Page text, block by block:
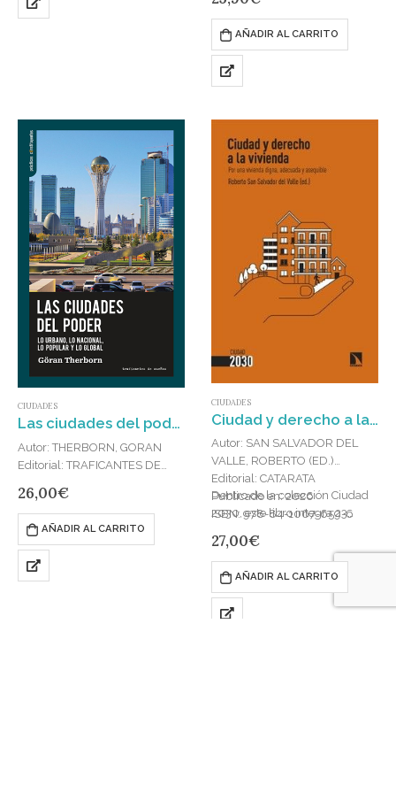
Situacionista forjó su concepto
estructurales frente a la
experiencia corporal y cotidiana
de la ciudadanía. Pero…
AÑADIR AL CARRITO
CIUDADES
Las ciudades del poder. : Lo urbano, lo nacional, lo popular y lo global
Autor: THERBORN, GORAN
Editorial: TRAFICANTES DE
Publicado en: 2020
ISBN: 978-84-122762-0-6
26,00€
AÑADIR AL CARRITO
CIUDADES
Ciudad y derecho a la vivienda : Por una vivienda digna, adecuada y asequible
Autor: SAN SALVADOR DEL
VALLE, ROBERTO (ED.)
Editorial: CATARATA
Publicado en: 2026
ISBN: 978-84-1067-659-6
Dentro de la colección Ciudad
2030, este libro integra 23
ciudades y el derecho a…
27,00€
AÑADIR AL CARRITO